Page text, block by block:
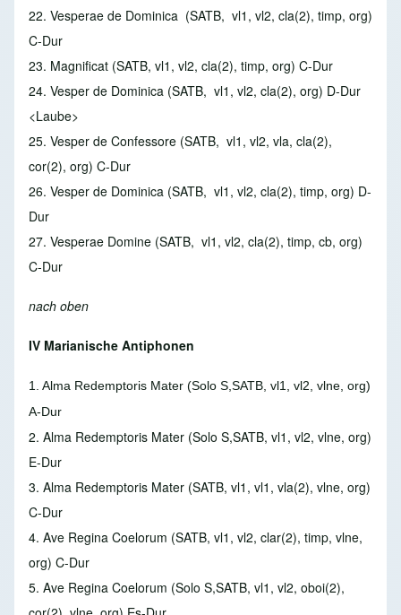
22. Vesperae de Dominica (SATB, vl1, vl2, cla(2), timp, org)
C-Dur
23. Magnificat (SATB, vl1, vl2, cla(2), timp, org) C-Dur
24. Vesper de Dominica (SATB, vl1, vl2, cla(2), org) D-Dur
<Laube>
25. Vesper de Confessore (SATB, vl1, vl2, vla, cla(2),
cor(2), org) C-Dur
26. Vesper de Dominica (SATB, vl1, vl2, cla(2), timp, org) D-
Dur
27. Vesperae Domine (SATB, vl1, vl2, cla(2), timp, cb, org)
C-Dur
nach oben
IV Marianische Antiphonen
1. Alma Redemptoris Mater (Solo S,SATB, vl1, vl2, vlne, org)
A-Dur
2. Alma Redemptoris Mater (Solo S,SATB, vl1, vl2, vlne, org)
E-Dur
3. Alma Redemptoris Mater (SATB, vl1, vl1, vla(2), vlne, org)
C-Dur
4. Ave Regina Coelorum (SATB, vl1, vl2, clar(2), timp, vlne,
org) C-Dur
5. Ave Regina Coelorum (Solo S,SATB, vl1, vl2, oboi(2),